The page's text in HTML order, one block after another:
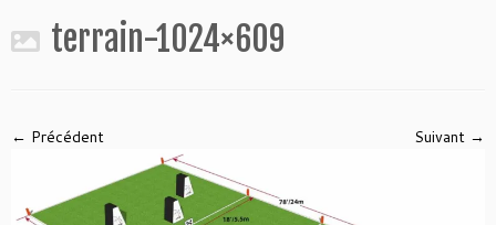
terrain-1024×609
← Précédent Suivant →